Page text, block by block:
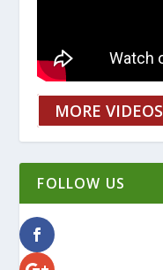
MORE VIDEOS
FOLLOW US